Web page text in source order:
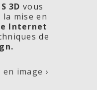
3D vous
la mise en
Internet
de
image ›